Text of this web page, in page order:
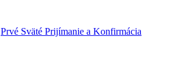
Prvé Sväté Prijímanie a Konfirmácia